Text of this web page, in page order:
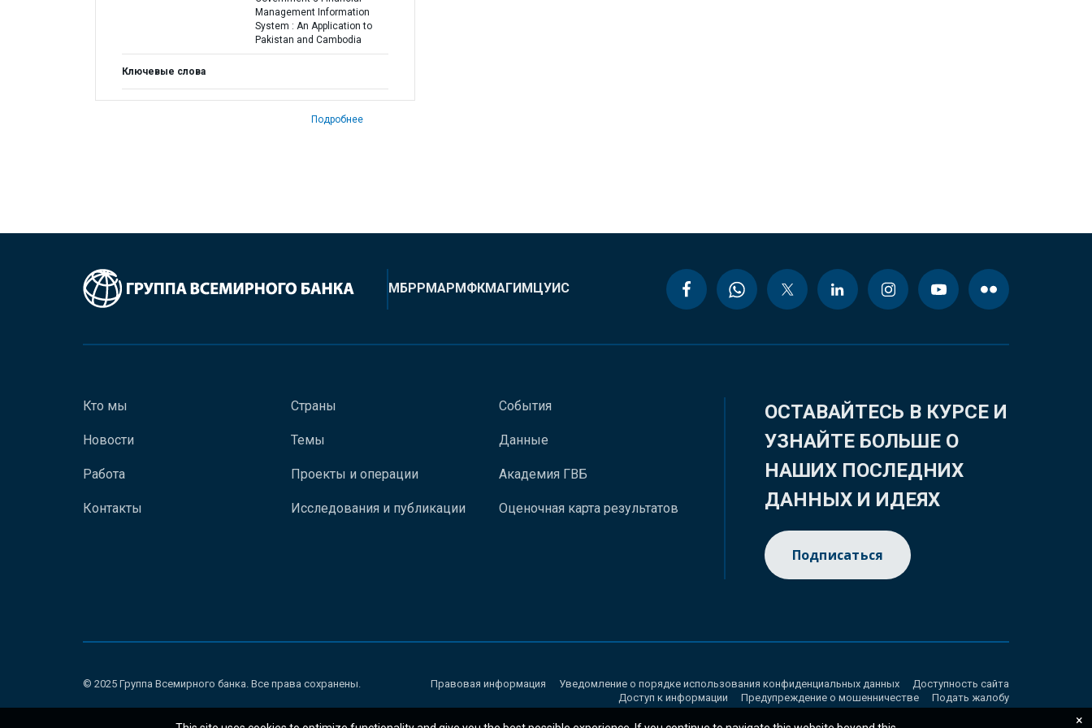
Management Information
System : An Application to
Pakistan and Cambodia
Ключевые слова
Подробнее
МБРРМАРМФКМАГИМЦУИС
Кто мы
Новости
Работа
Контакты
Страны
Темы
Проекты и операции
Исследования и публикации
События
Данные
Академия ГВБ
Оценочная карта результатов
ОСТАВАЙТЕСЬ В КУРСЕ И
УЗНАЙТЕ БОЛЬШЕ О
НАШИХ ПОСЛЕДНИХ
ДАННЫХ И ИДЕЯХ
Подписаться
© 2025 Группа Всемирного банка. Все права сохранены. Правовая информация Уведомление о порядке использования конфиденциальных данных
Доступность сайта
Доступ к информации
Предупреждение о мошенничестве Подать жалобу
×